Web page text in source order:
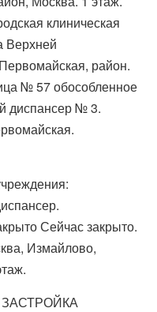
клиническая
Верхней
район​.
№ 57 обособленное
диспансер № 3.
Сейчас закрыто.
Измайлово,
ЗАСТРОЙКА